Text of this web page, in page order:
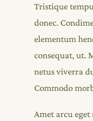
Tristique
donec.
elementum
consequat, ut.
netus viverra
Commodo
Amet arcu